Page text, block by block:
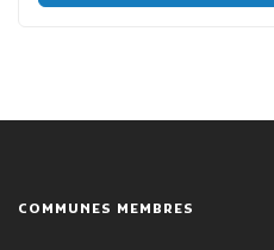
COMMUNES MEMBRES